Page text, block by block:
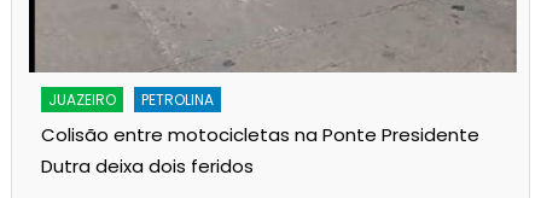
JUAZEIRO PETROLINA
Colisão entre motocicletas na Ponte Presidente
Dutra deixa dois feridos